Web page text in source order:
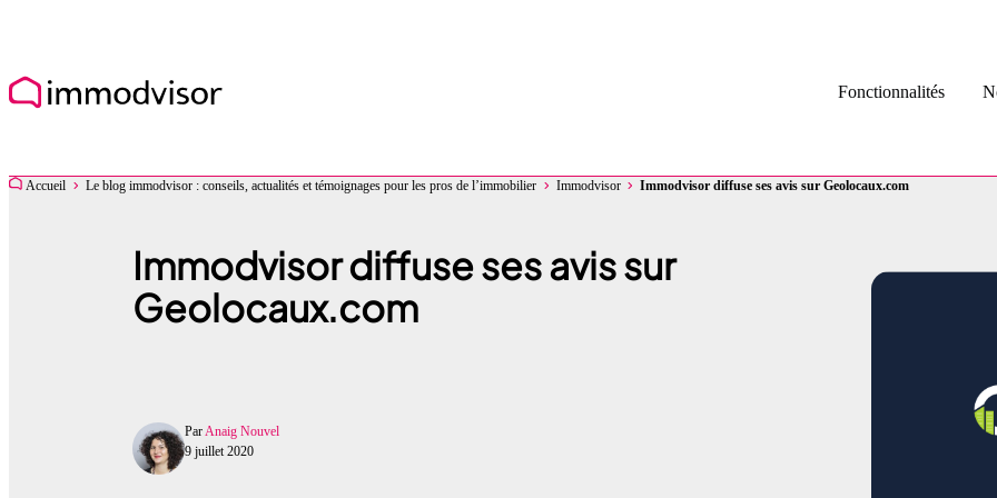
Fonctionnalités
Accueil Le blog immodvisor : conseils, actualités et témoignages pour les pros de l’immobilier Immodvisor Immodvisor diffuse ses avis sur Geolocaux.com
Immodvisor diffuse ses avis sur
Geolocaux.com
Par Anaig Nouvel
9 juillet 2020